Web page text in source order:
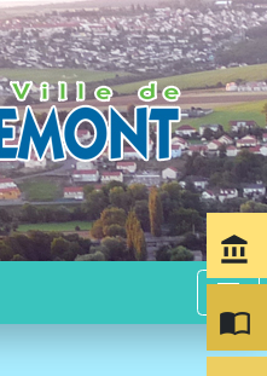
menu
account_balance
import_contacts